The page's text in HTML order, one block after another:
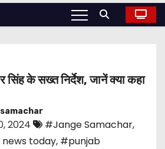
सिंह के सख्त निर्देश, जानें क्या कहा
2024 #Jange Samachar,
today, #punjab